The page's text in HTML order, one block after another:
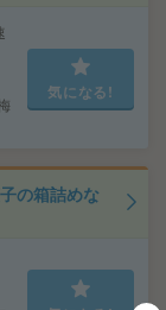
気になる!
の箱詰めな